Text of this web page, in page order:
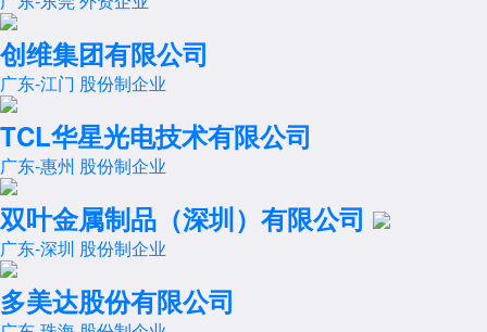
创维集团有限公司
广东-江门 股份制企业
TCL华星光电技术有限公司
广东-惠州 股份制企业
双叶金属制品（深圳）有限公司
广东-深圳 股份制企业
多美达股份有限公司